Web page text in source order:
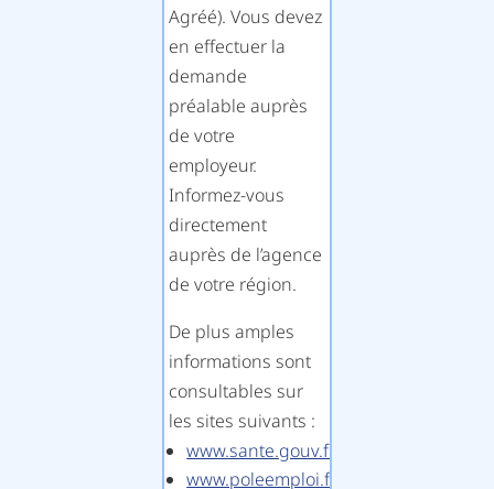
Agréé). Vous devez
en effectuer la
demande
préalable auprès
de votre
employeur.
Informez-vous
directement
auprès de l’agence
de votre région.
De plus amples
informations sont
consultables sur
les sites suivants :
www.sante.gouv.fr
www.poleemploi.fr